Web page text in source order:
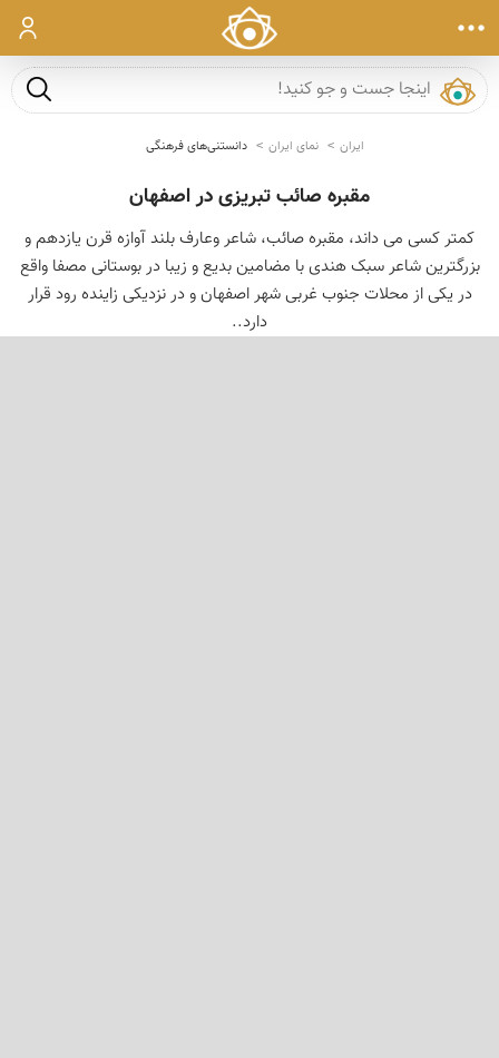
ورود
جست و
ایران نمای ایران دانستنی‌های فرهنگی
مقبره صائب تبریزی در اصفهان
کمتر کسی می داند، مقبره صائب، شاعر وعارف بلند آوازه قرن یازدهم و
بزرگترین شاعر سبک هندی با مضامین بدیع و زیبا در بوستانی مصفا واقع
در یکی از محلات جنوب غربی شهر اصفهان و در نزدیکی زاینده رود قرار
دارد..